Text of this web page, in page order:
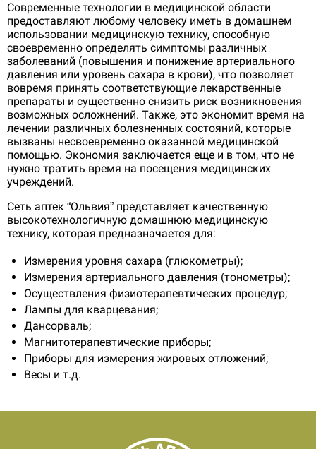
Современные технологии в медицинской области
предоставляют любому человеку иметь в домашнем
использовании медицинскую технику, способную
своевременно определять симптомы различных
заболеваний (повышения и понижение артериального
давления или уровень сахара в крови), что позволяет
вовремя принять соответствующие лекарственные
препараты и существенно снизить риск возникновения
возможных осложнений. Также, это экономит время на
лечении различных болезненных состояний, которые
вызваны несвоевременно оказанной медицинской
помощью. Экономия заключается еще и в том, что не
нужно тратить время на посещения медицинских
учреждений.
Сеть аптек “Ольвия” представляет качественную
высокотехнологичную домашнюю медицинскую
технику, которая предназначается для:
Измерения уровня сахара (глюкометры);
Измерения артериального давления (тонометры);
Осуществления физиотерапевтических процедур;
Лампы для кварцевания;
Дансорваль;
Магнитотерапевтические приборы;
Приборы для измерения жировых отложений;
Весы и т.д.